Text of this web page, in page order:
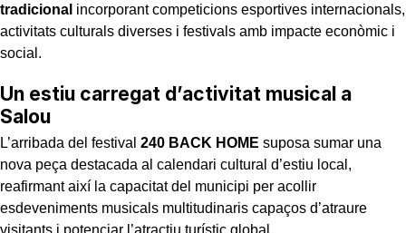
tradicional incorporant competicions esportives internacionals,
activitats culturals diverses i festivals amb impacte econòmic i
social.
Un estiu carregat d’activitat musical a
Salou
L’arribada del festival 240 BACK HOME suposa sumar una
nova peça destacada al calendari cultural d’estiu local,
reafirmant així la capacitat del municipi per acollir
esdeveniments musicals multitudinaris capaços d’atraure
visitants i potenciar l’atractiu turístic global.